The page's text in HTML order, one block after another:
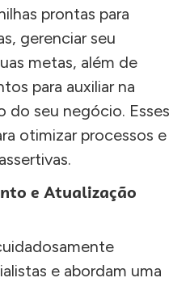
prontas para
gerenciar seu
metas, além de
para auxiliar na
do seu negócio. Esses
otimizar processos e
e Atualização
e abordam uma